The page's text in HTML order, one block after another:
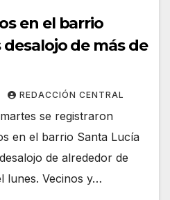
en el barrio
de más de
REDACCIÓN CENTRAL
se registraron
en el barrio Santa Lucía
de alrededor de
lunes. Vecinos y…